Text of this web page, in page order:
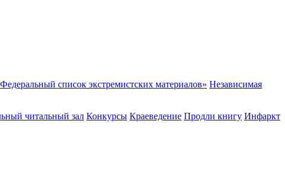
список экстремистских материалов» Независимая
читальный зал Конкурсы Краеведение Продли книгу Инфаркт